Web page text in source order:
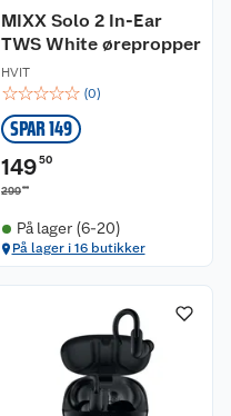
MIXX Solo 2 In-Ear
TWS White ørepropper
HVIT
☆☆☆☆☆ (0)
SPAR 149
14950
29900
På lager (6-20)
På lager i 16 butikker